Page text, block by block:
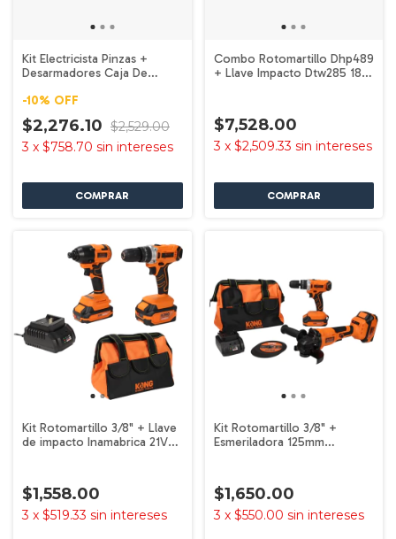
Kit Electricista Pinzas +
Desarmadores Caja De
-10% OFF
$2,276.10 $2,529.00
3 x $758.70 sin intereses
Combo Rotomartillo Dhp489
+ Llave Impacto Dtw285 18v
$7,528.00
3 x $2,509.33 sin intereses
Kit Rotomartillo 3/8" + Llave
de impacto Inamabrica 21V
$1,558.00
3 x $519.33 sin intereses
Kit Rotomartillo 3/8" +
Esmeriladora 125mm
$1,650.00
3 x $550.00 sin intereses